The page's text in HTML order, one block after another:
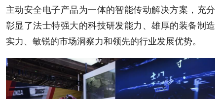
主动安全电子产品为一体的智能传动解决方案，充分
彰显了法士特强大的科技研发能力、雄厚的装备制造
实力、敏锐的市场洞察力和领先的行业发展优势。